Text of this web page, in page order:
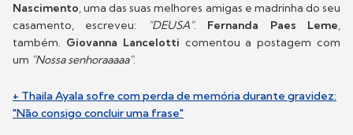
Nascimento, uma das suas melhores amigas e madrinha do seu
casamento, escreveu:
"DEUSA". Fernanda Paes Leme,
também. Giovanna Lancelotti comentou a postagem com
um "Nossa senhoraaaaa".
+ Thaila Ayala sofre com perda de memória durante gravidez:
"Não consigo concluir uma frase"